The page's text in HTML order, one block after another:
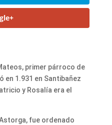
primer párroco de
en 1.931 en Santibañez
y Rosalía era el
fue ordenado